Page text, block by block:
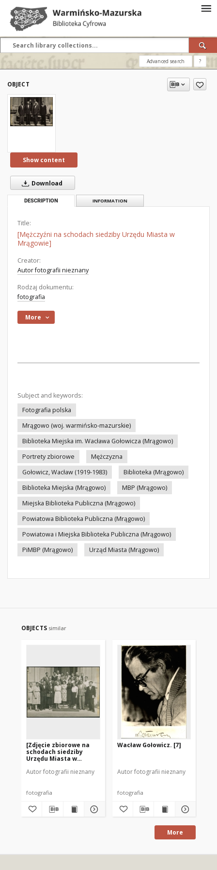
Advanced search ?
OBJECT
Show content
Download
DESCRIPTION INFORMATION
Title:
[Mężczyźni na schodach siedziby Urzędu Miasta w
Mrągowie]
Creator:
Autor fotografii nieznany
Rodzaj dokumentu:
fotografia
More
Subject and keywords:
Fotografia polska
Mrągowo (woj. warmińsko-mazurskie)
Biblioteka Miejska im. Wacława Gołowicza (Mrągowo)
Portrety zbiorowe
Mężczyzna
Gołowicz, Wacław (1919-1983)
Biblioteka (Mrągowo)
Biblioteka Miejska (Mrągowo)
MBP (Mrągowo)
Miejska Biblioteka Publiczna (Mrągowo)
Powiatowa Biblioteka Publiczna (Mrągowo)
Powiatowa i Miejska Biblioteka Publiczna (Mrągowo)
PiMBP (Mrągowo)
Urząd Miasta (Mrągowo)
OBJECTS similar
[Zdjęcie zbiorowe na
schodach siedziby
Urzędu Miasta w
Autor fotografii nieznany
fotografia
Wacław Gołowicz. [7]
Autor fotografii nieznany
fotografia
More